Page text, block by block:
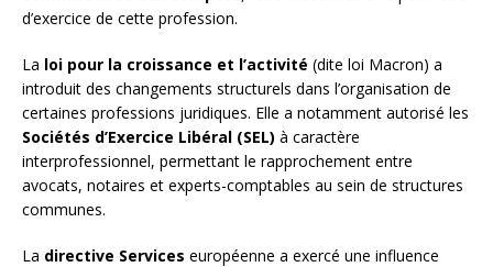
d’exercice de cette profession.
La loi pour la croissance et l’activité (dite loi Macron) a
introduit des changements structurels dans l’organisation de
certaines professions juridiques. Elle a notamment autorisé les
Sociétés d’Exercice Libéral (SEL) à caractère
interprofessionnel, permettant le rapprochement entre
avocats, notaires et experts-comptables au sein de structures
communes.
La directive Services européenne a exercé une influence